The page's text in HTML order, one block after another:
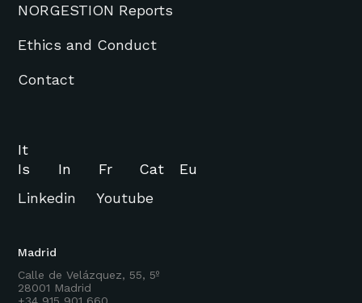
NORGESTION Reports
Ethics and Conduct
Contact
Madrid
Calle de Velázquez, 55, 5º
28001 Madrid
It
Is
In Fr Cat
Eu
Linkedin
Youtube